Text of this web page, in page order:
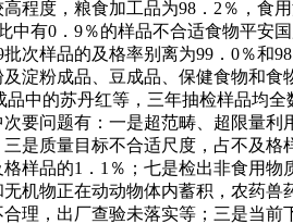
程度，粮食加工品为98．2％，食
有0．9％的样品不合适食物平安
次样品的及格率别离为99．0％和
淀粉成品、豆成品、保健食物和
中的苏丹红等，三年抽检样品均
要问题有：一是超范畴、超限量
是质量目标不合适尺度，占不及
样品的1．1％；七是检出非食用
机物正在动动物体内蓄积，农药
理，出厂查验未落实等；三是当